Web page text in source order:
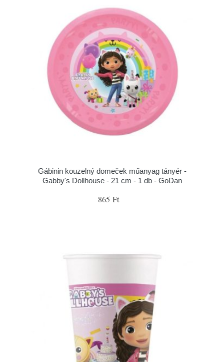
Gábinin kouzelný domeček műanyag tányér -
Gabby's Dollhouse - 21 cm - 1 db - GoDan
865 Ft